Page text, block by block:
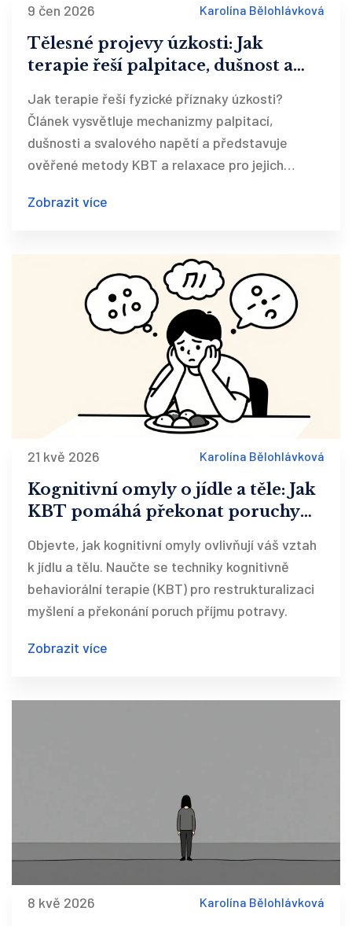
9 čen 2026 Karolína Bělohlávková
Tělesné projevy úzkosti: Jak
terapie řeší palpitace, dušnost a
Jak terapie řeší fyzické příznaky úzkosti?
Článek vysvětluje mechanizmy palpitací,
dušnosti a svalového napětí a představuje
ověřené metody KBT a relaxace pro jejich
Zobrazit více
21 kvě 2026 Karolína Bělohlávková
Kognitivní omyly o jídle a těle: Jak
KBT pomáhá překonat poruchy
Objevte, jak kognitivní omyly ovlivňují váš vztah
k jídlu a tělu. Naučte se techniky kognitivně
behaviorální terapie (KBT) pro restrukturalizaci
myšlení a překonání poruch příjmu potravy.
Zobrazit více
8 kvě 2026 Karolína Bělohlávková